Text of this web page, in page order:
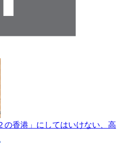
の香港」にしてはいけない、高